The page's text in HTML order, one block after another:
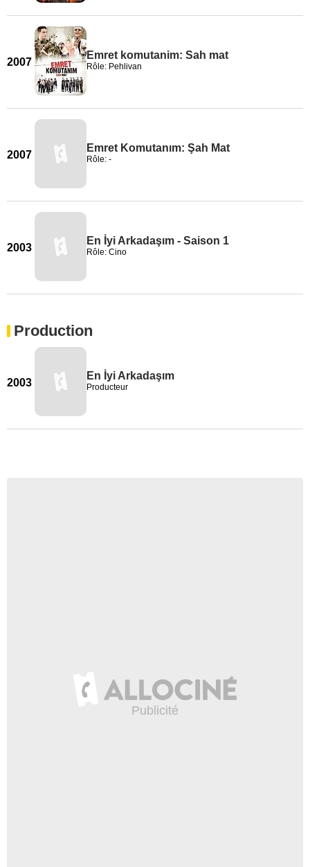
2007
Emret komutanim: Sah mat
Rôle: Pehlivan
2007
Emret Komutanım: Şah Mat
Rôle: -
2003
En İyi Arkadaşım - Saison 1
Rôle: Cino
Production
2003
En İyi Arkadaşım
Producteur